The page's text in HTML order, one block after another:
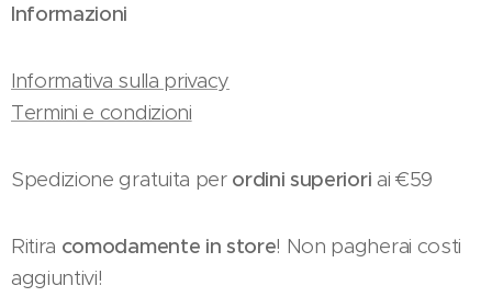
Informazioni
Informativa sulla privacy
Termini e condizioni
Spedizione gratuita perordini superiori ai €59
Ritira comodamente in store! Non pagherai costi
aggiuntivi!